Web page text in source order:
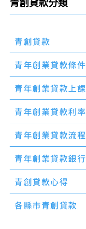
青創貸款分類
青創貸款
青年創業貸款條件
青年創業貸款上課
青年創業貸款利率
青年創業貸款流程
青年創業貸款銀行
青創貸款心得
各縣市青創貸款